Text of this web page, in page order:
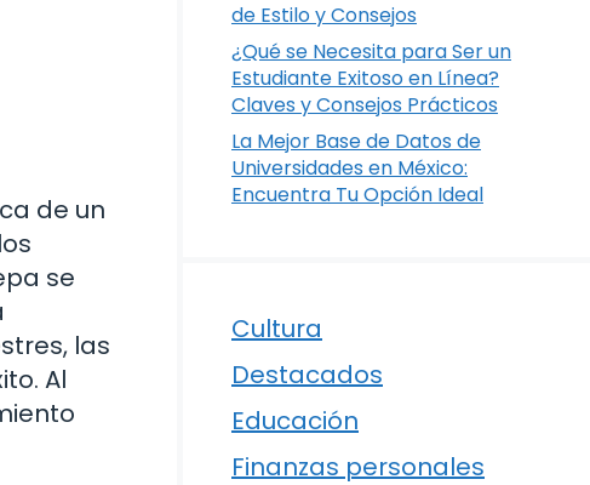
de un
se
las
Al
de Estilo y Consejos
¿Qué se Necesita para Ser un
Estudiante Exitoso en Línea?
Claves y Consejos Prácticos
La Mejor Base de Datos de
Universidades en México:
Encuentra Tu Opción Ideal
Cultura
Destacados
Educación
Finanzas personales